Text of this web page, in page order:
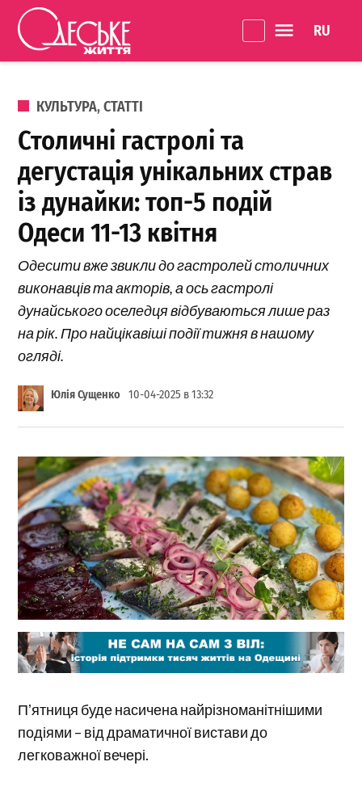
Перейти до вмісту
Життя
ОПУБЛІКОВАНО В
КУЛЬТУРА,СТАТТІ
Столичні гастролі та
дегустація унікальних страв
із дунайки: топ-5 подій
Одеси 11-13 квітня
Одесити вже звикли до гастролей столичних
виконавців та акторів, а ось гастролі
дунайського оселедця відбуваються лише раз
на рік. Про найцікавіші події тижня в нашому
огляді.
Юлія Сущенко 10-04-2025 в 13:32
Пʼятниця буде насичена найрізноманітнішими
подіями – від драматичної вистави до
легковажної вечері.